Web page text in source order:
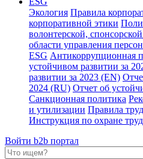
Экология Правила
корпоративной этики
волонтерской,
области управления
ESG Антикоррупционная
устойчивом развитии за
развитии за 2023 (EN)
2024 (RU) Отчет об
Санкционная политика
и утилизации Правила
Инструкция по охране
Войти b2b портал